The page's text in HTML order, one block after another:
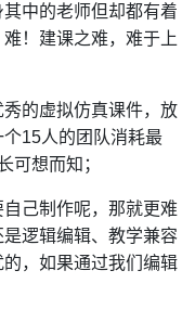
中的老师但却都有着
！建课之难，难于上
的虚拟仿真课件，放
个15人的团队消耗最
可想而知；
己制作呢，那就更难
逻辑编辑、教学兼容
，如果通过我们编辑